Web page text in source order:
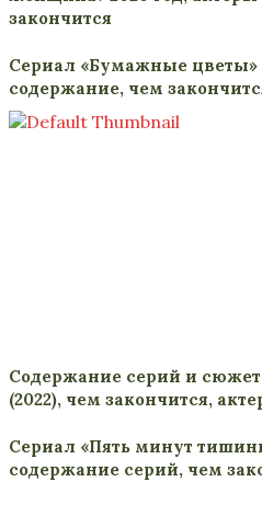
закончится
Сериал «Бумажные цветы»
содержание, чем
Содержание серий и сюжет
(2022), чем закончится,
Сериал «Пять минут
содержание серий, чем